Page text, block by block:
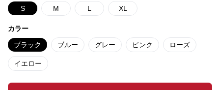
S M L XL
カラー
ブラック ブルー グレー ピンク ローズ
イエロー